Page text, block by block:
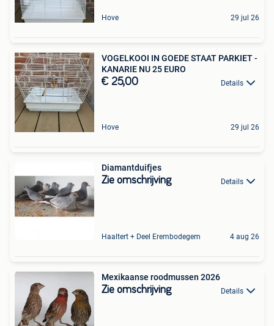
Hove 29 jul 26
VOGELKOOI IN GOEDE STAAT PARKIET -
KANARIE NU 25 EURO
€ 25,00 Details
Hove 29 jul 26
Diamantduifjes
Zie omschrijving Details
Haaltert + Deel Erembodegem 4 aug 26
Mexikaanse roodmussen 2026
Zie omschrijving Details